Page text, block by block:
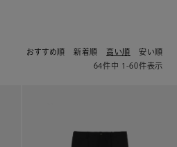
おすすめ順 新着順 高い順
安い順
64件中 1 -60件表示